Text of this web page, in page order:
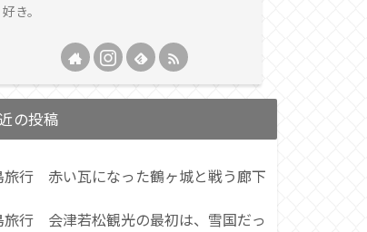
好き。
の投稿
旅行 赤い瓦になった鶴ヶ城と戦う廊下
旅行 会津若松観光の最初は、雪国だっ